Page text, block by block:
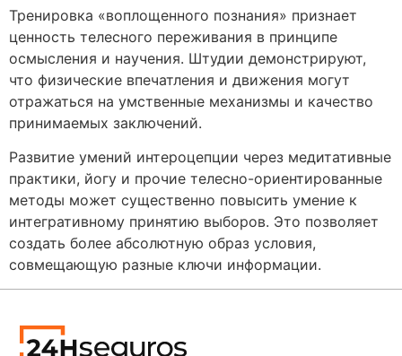
Тренировка «воплощенного познания» признает
ценность телесного переживания в принципе
осмысления и научения. Штудии демонстрируют,
что физические впечатления и движения могут
отражаться на умственные механизмы и качество
принимаемых заключений.
Развитие умений интероцепции через медитативные
практики, йогу и прочие телесно-ориентированные
методы может существенно повысить умение к
интегративному принятию выборов. Это позволяет
создать более абсолютную образ условия,
совмещающую разные ключи информации.